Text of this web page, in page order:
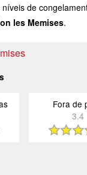
de
les Memises.
Fora de
3.4